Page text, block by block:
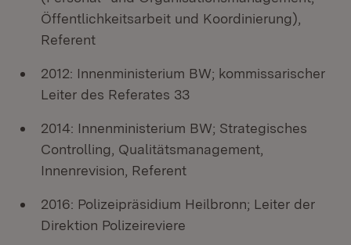
Öffentlichkeitsarbeit und Koordinierung),
Referent
2012: Innenministerium BW; kommissarischer
Leiter des Referates 33
2014: Innenministerium BW; Strategisches
Controlling, Qualitätsmanagement,
Innenrevision, Referent
2016: Polizeipräsidium Heilbronn; Leiter der
Direktion Polizeireviere